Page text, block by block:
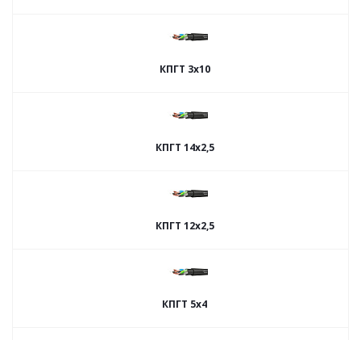
КПГТ 3х10
КПГТ 14х2,5
КПГТ 12х2,5
КПГТ 5х4